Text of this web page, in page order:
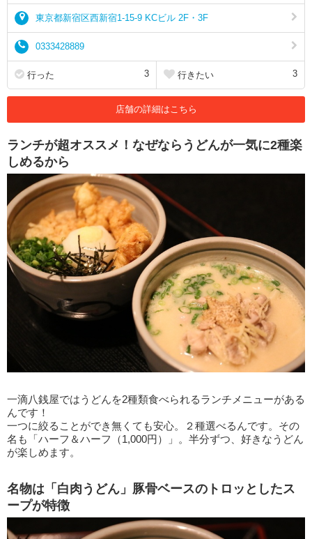
東京都新宿区西新宿1-15-9 KCビル 2F・3F
0333428889
行った 3 行きたい 3
店舗の詳細はこちら
ランチが超オススメ！なぜならうどんが一気に2種楽
しめるから
一滴八銭屋ではうどんを2種類食べられるランチメニューがある
んです！
一つに絞ることができ無くても安心。２種選べるんです。その
名も「ハーフ＆ハーフ（1,000円）」。半分ずつ、好きなうどん
が楽しめます。
名物は「白肉うどん」豚骨ベースのトロッとしたス
ープが特徴